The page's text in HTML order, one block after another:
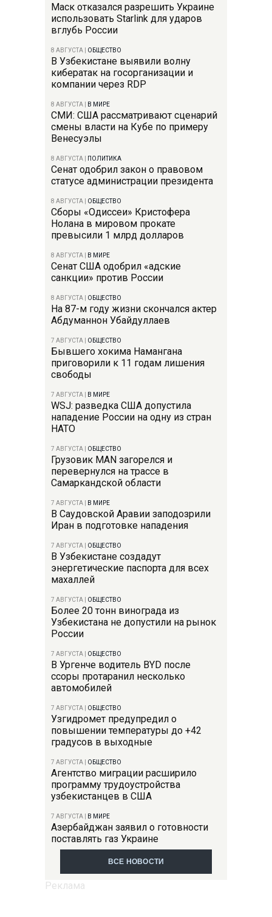
Маск отказался разрешить Украине
использовать Starlink для ударов
вглубь России
8 АВГУСТА ОБЩЕСТВО
В Узбекистане выявили волну
кибератак на госорганизации и
компании через RDP
8 АВГУСТА В МИРЕ
СМИ: США рассматривают сценарий
смены власти на Кубе по примеру
Венесуэлы
8 АВГУСТА ПОЛИТИКА
Сенат одобрил закон о правовом
статусе администрации президента
8 АВГУСТА ОБЩЕСТВО
Сборы «Одиссеи» Кристофера
Нолана в мировом прокате
превысили 1 млрд долларов
8 АВГУСТА В МИРЕ
Сенат США одобрил «адские
санкции» против России
8 АВГУСТА ОБЩЕСТВО
На 87-м году жизни скончался актер
Абдуманнон Убайдуллаев
7 АВГУСТА ОБЩЕСТВО
Бывшего хокима Намангана
приговорили к 11 годам лишения
свободы
7 АВГУСТА В МИРЕ
WSJ: разведка США допустила
нападение России на одну из стран
НАТО
7 АВГУСТА ОБЩЕСТВО
Грузовик MAN загорелся и
перевернулся на трассе в
Самаркандской области
7 АВГУСТА В МИРЕ
В Саудовской Аравии заподозрили
Иран в подготовке нападения
7 АВГУСТА ОБЩЕСТВО
В Узбекистане создадут
энергетические паспорта для всех
махаллей
7 АВГУСТА ОБЩЕСТВО
Более 20 тонн винограда из
Узбекистана не допустили на рынок
России
7 АВГУСТА ОБЩЕСТВО
В Ургенче водитель BYD после
ссоры протаранил несколько
автомобилей
7 АВГУСТА ОБЩЕСТВО
Узгидромет предупредил о
повышении температуры до +42
градусов в выходные
7 АВГУСТА ОБЩЕСТВО
Агентство миграции расширило
программу трудоустройства
узбекистанцев в США
7 АВГУСТА В МИРЕ
Азербайджан заявил о готовности
поставлять газ Украине
ВСЕ НОВОСТИ